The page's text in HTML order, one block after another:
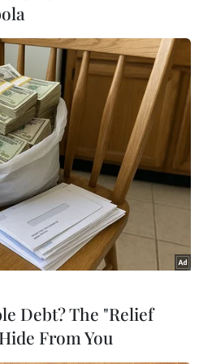
“mẫu số chung.”
cách có hệ thống, toàn
một trường học hạnh
các nhà giáo dục, các
sinh mà cả cộng đồng
dựng chương trình giáo
học hạnh phúc tại Việt
hiện đại, được chuẩn
các nước trên thế giới là
tiên.
Debt? The "Relief
From You